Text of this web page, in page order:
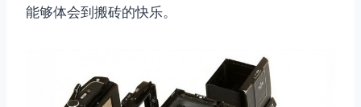
能够体会到搬砖的快乐。